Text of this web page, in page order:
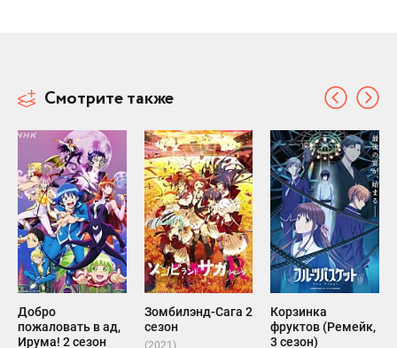
Смотрите также
Добро
пожаловать в ад,
Ирума! 2 сезон
Зомбилэнд-Сага 2
сезон
(2021)
Корзинка
фруктов (Ремейк,
3 сезон)